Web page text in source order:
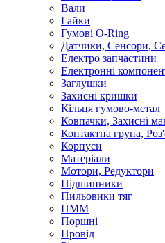
Вали
Гайки
Гумові O-Ring
Датчики, Сенсори,
Електро запчастини
Електронні
Заглушки
Захисні кришки
Кільця гумово-метал
Ковпачки, Захисні
Контактна група,
Корпуси
Матеріали
Мотори, Редуктори
Підшипники
Пильовики тяг
ПММ
Поршні
Провід